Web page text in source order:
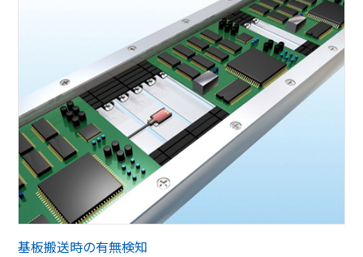
基板搬送時の有無検知